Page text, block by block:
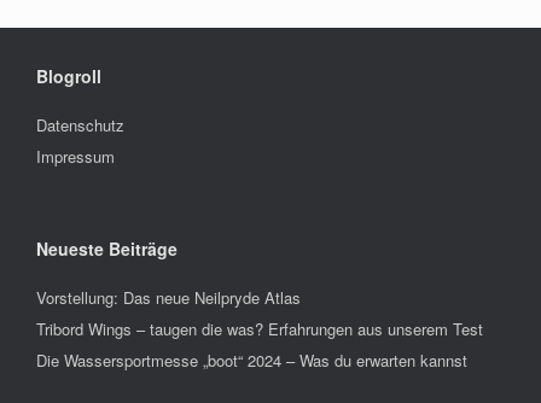
Blogroll
Datenschutz
Impressum
Neueste Beiträge
Vorstellung: Das neue Neilpryde Atlas
Tribord Wings – taugen die was? Erfahrungen aus unserem Test
Die Wassersportmesse „boot“ 2024 – Was du erwarten kannst